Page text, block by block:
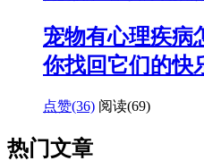
宠物有心理疾病
你找回它们的快
点赞(36) 阅读(69)
热门文章